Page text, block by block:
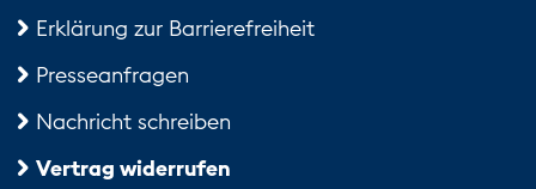
Erklärung zur Barrierefreiheit
Presseanfragen
Nachricht schreiben
Vertrag widerrufen